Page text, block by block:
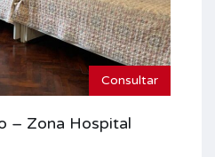
Consultar
– Zona Hospital